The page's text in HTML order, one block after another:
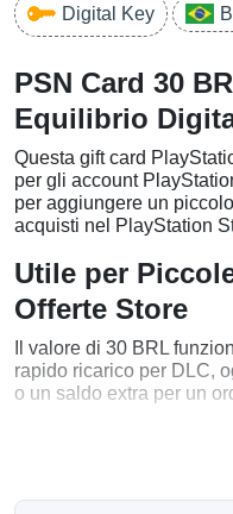
Digital Key
PSN Card 30
Equilibrio
Questa gift card
per gli account
per aggiungere un
acquisti nel PlayStation
Utile per
Offerte Store
Il valore di 30 BRL
rapido ricarico per DLC,
o un saldo extra per un
Usa il tuo saldo
Piccoli DLC e add-
Valuta di gioco e